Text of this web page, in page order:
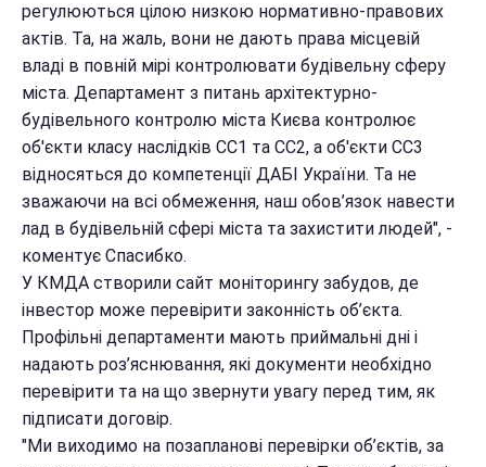
регулюються цілою низкою нормативно-правових
актів. Та, на жаль, вони не дають права місцевій
владі в повній мірі контролювати будівельну сферу
міста. Департамент з питань архітектурно-
будівельного контролю міста Києва контролює
об'єкти класу наслідків СС1 та СС2, а об'єкти СС3
відносяться до компетенції ДАБІ України. Та не
зважаючи на всі обмеження, наш обов’язок навести
лад в будівельній сфері міста та захистити людей", -
коментує Спасибко.
У КМДА створили сайт моніторингу забудов, де
інвестор може перевірити законність об’єкта.
Профільні департаменти мають приймальні дні і
надають роз’яснювання, які документи необхідно
перевірити та на що звернути увагу перед тим, як
підписати договір.
"Ми виходимо на позапланові перевірки об’єктів, за